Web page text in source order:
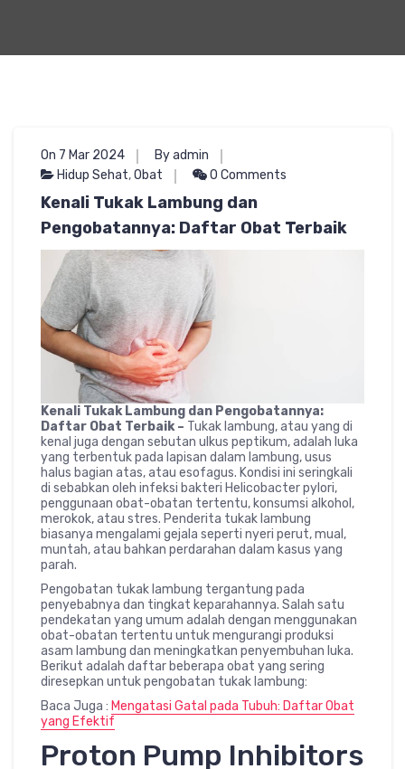
On 7 Mar 2024
By admin
Hidup Sehat,Obat 0 Comments
Kenali Tukak Lambung dan
Pengobatannya: Daftar Obat Terbaik
Kenali Tukak Lambung dan Pengobatannya:
Daftar Obat Terbaik – Tukak lambung, atau yang di
kenal juga dengan sebutan ulkus peptikum, adalah luka
yang terbentuk pada lapisan dalam lambung, usus
halus bagian atas, atau esofagus. Kondisi ini seringkali
di sebabkan oleh infeksi bakteri Helicobacter pylori,
penggunaan obat-obatan tertentu, konsumsi alkohol,
merokok, atau stres. Penderita tukak lambung
biasanya mengalami gejala seperti nyeri perut, mual,
muntah, atau bahkan perdarahan dalam kasus yang
parah.
Pengobatan tukak lambung tergantung pada
penyebabnya dan tingkat keparahannya. Salah satu
pendekatan yang umum adalah dengan menggunakan
obat-obatan tertentu untuk mengurangi produksi
asam lambung dan meningkatkan penyembuhan luka.
Berikut adalah daftar beberapa obat yang sering
diresepkan untuk pengobatan tukak lambung:
Baca Juga : Mengatasi Gatal pada Tubuh: Daftar Obat
yang Efektif
Proton Pump Inhibitors